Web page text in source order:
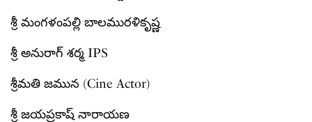
శ్రీ మంగళంపల్లి బాలమురళికృష్ణ
శ్రీ అనురాగ్ శర్మ IPS
శ్రీమతి జమున (Cine Actor)
శ్రీ జయప్రకాష్ నారాయణ